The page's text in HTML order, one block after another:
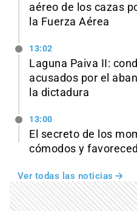
aéreo de los cazas
la Fuerza Aérea
13:02
Laguna Paiva II:
acusados por el
la dictadura
13:00
El secreto de los
cómodos y
Ver todas las noticias